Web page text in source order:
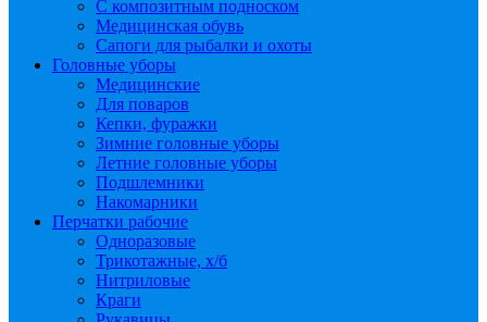
С композитным подноском
Медицинская обувь
Сапоги для рыбалки и охоты
Головные уборы
Медицинские
Для поваров
Кепки, фуражки
Зимние головные уборы
Летние головные уборы
Подшлемники
Накомарники
Перчатки рабочие
Одноразовые
Трикотажные, х/б
Нитриловые
Краги